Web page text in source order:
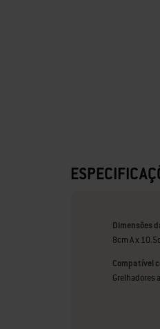
Dimensões
8cm A x
Compatível
Grelhadores